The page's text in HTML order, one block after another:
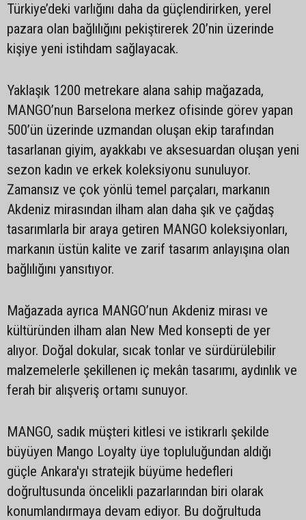
Türkiye’deki varlığını daha da güçlendirirken, yerel
pazara olan bağlılığını pekiştirerek 20’nin üzerinde
kişiye yeni istihdam sağlayacak.
Yaklaşık 1200 metrekare alana sahip mağazada,
MANGO’nun Barselona merkez ofisinde görev yapan
500’ün üzerinde uzmandan oluşan ekip tarafından
tasarlanan giyim, ayakkabı ve aksesuardan oluşan yeni
sezon kadın ve erkek koleksiyonu sunuluyor.
Zamansız ve çok yönlü temel parçaları, markanın
Akdeniz mirasından ilham alan daha şık ve çağdaş
tasarımlarla bir araya getiren MANGO koleksiyonları,
markanın üstün kalite ve zarif tasarım anlayışına olan
bağlılığını yansıtıyor.
Mağazada ayrıca MANGO’nun Akdeniz mirası ve
kültüründen ilham alan New Med konsepti de yer
alıyor. Doğal dokular, sıcak tonlar ve sürdürülebilir
malzemelerle şekillenen iç mekân tasarımı, aydınlık ve
ferah bir alışveriş ortamı sunuyor.
MANGO, sadık müşteri kitlesi ve istikrarlı şekilde
büyüyen Mango Loyalty üye topluluğundan aldığı
güçle Ankara'yı stratejik büyüme hedefleri
doğrultusunda öncelikli pazarlarından biri olarak
konumlandırmaya devam ediyor. Bu doğrultuda